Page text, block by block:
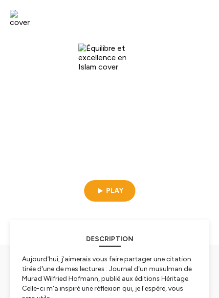
PLAY
DESCRIPTION
Aujourd'hui, j'aimerais vous faire partager une citation
tirée d'une de mes lectures : Journal d'un musulman de
Murad Wilfried Hofmann, publié aux éditions Héritage.
Celle-ci m'a inspiré une réflexion qui, je l'espère, vous